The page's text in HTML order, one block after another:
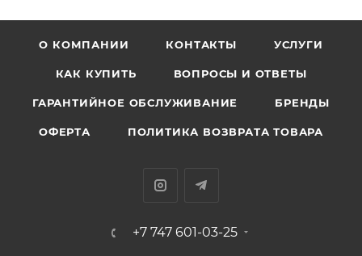
О КОМПАНИИ КОНТАКТЫ УСЛУГИ
КАК КУПИТЬ ВОПРОСЫ И ОТВЕТЫ
ГАРАНТИЙНОЕ ОБСЛУЖИВАНИЕ БРЕНДЫ
ОФЕРТА ПОЛИТИКА ВОЗВРАТА ТОВАРА
+7 747 601-03-25